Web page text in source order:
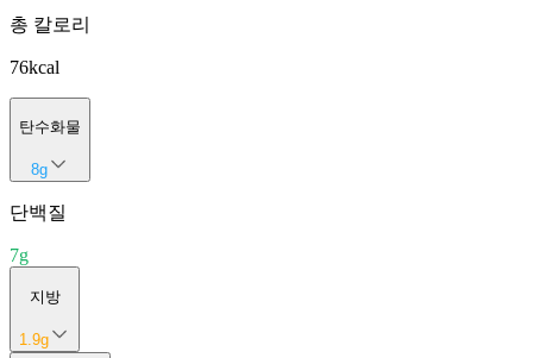
총 칼로리
76kcal
탄수화물
8g
단백질
7g
지방
1.9g